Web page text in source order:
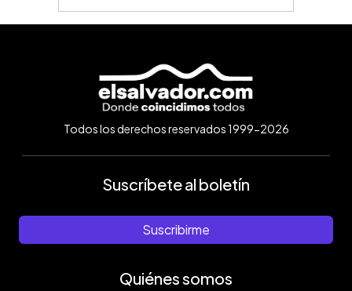
Todos los derechos reservados 1999-2026
Suscríbete al boletín
Suscribirme
Quiénes somos